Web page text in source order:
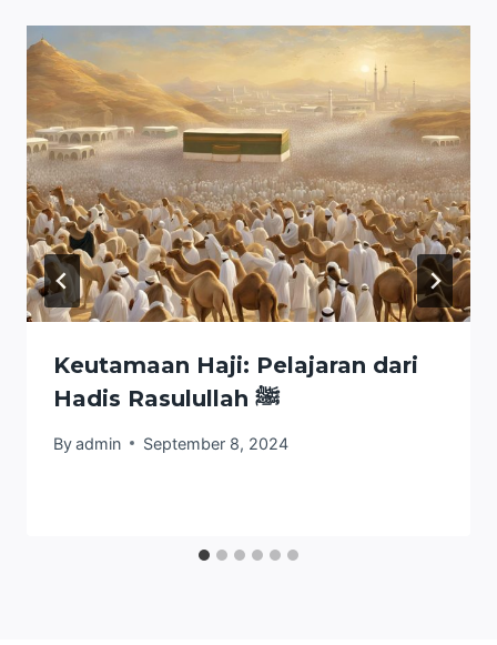
Keutamaan Haji: Pelajaran dari
Hadis Rasulullah ﷺ
Byadmin September 8, 2024